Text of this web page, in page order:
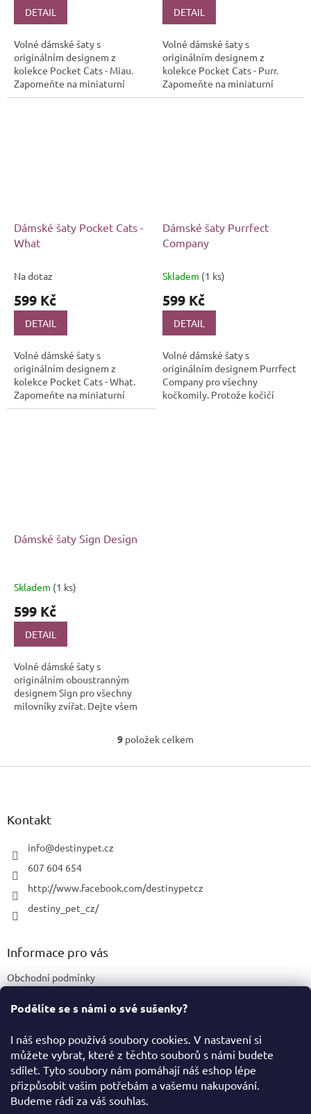
Podělíte se s námi o své sušenky?
I náš eshop používá soubory cookies. V nastavení si
můžete vybrat, které z těchto souborů s námi budete
sdílet. Tyto soubory nám pomáhají náš eshop lépe
přizpůsobit vašim potřebám a vašemu nakupování.
Budeme rádi za váš souhlas.
DETAIL
Volné dámské šaty s
originálním designem z
kolekce Pocket Cats - Miau.
Zapomeňte na miniaturní
plemena, teď jsou hitem
DETAIL
Volné dámské šaty s
originálním designem z
kolekce Pocket Cats - Purr.
Zapomeňte na miniaturní
plemena, teď jsou hitem
Dámské šaty Pocket Cats -
What
Na dotaz
599 Kč
DETAIL
Volné dámské šaty s
originálním designem z
kolekce Pocket Cats - What.
Zapomeňte na miniaturní
plemena, teď jsou hitem
Dámské šaty Purrfect
Company
Skladem (1 ks)
599 Kč
DETAIL
Volné dámské šaty s
originálním designem Purrfect
Company pro všechny
kočkomily. Protože kočičí
Dámské šaty Sign Design
Skladem (1 ks)
599 Kč
DETAIL
Volné dámské šaty s
originálním oboustranným
designem Sign pro všechny
milovníky zvířat. Dejte všem
O
l
k
u
9 položek celkem
Z
Kontakt
info@destinypet.cz
607 604 654
http://www.facebook.com/destinypetcz
destiny_pet_cz/
Informace pro vás
Obchodní podmínky
Certifikace a označení produktů
Facebook